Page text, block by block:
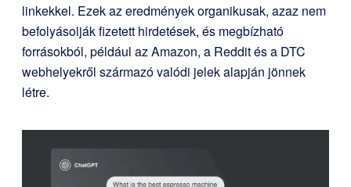
linkekkel. Ezek az eredmények organikusak, azaz nem
befolyásolják fizetett hirdetések, és megbízható
forrásokból, például az Amazon, a Reddit és a DTC
webhelyekről származó valódi jelek alapján jönnek
létre.